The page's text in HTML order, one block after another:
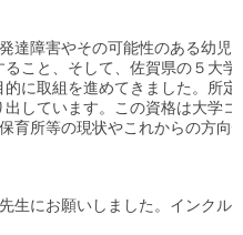
達障害やその可能性のある幼
こと、そして、佐賀県の５大
に取組を進めてきました。所
しています。この資格は大学
育所等の現状やこれからの方
生にお願いしました。インク